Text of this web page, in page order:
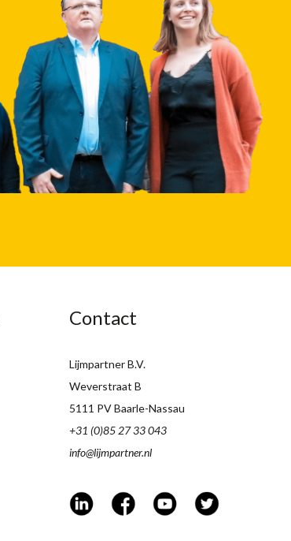
Contact
Lijmpartner B.V.
Weverstraat B
5111 PV Baarle-Nassau
+31 (0)85 27 33 043
info@lijmpartner.nl